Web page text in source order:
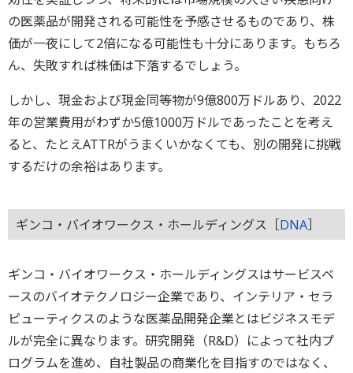
の医薬品が開発される可能性を予感させるものであり、株
価が一夜にして2倍になる可能性も十分にあります。もちろ
ん、失敗すれば株価は下落するでしょう。
しかし、現金および現金同等物が9億800万ドルあり、2022
年の営業費用がわずか5億1000万ドルであったことを考え
ると、たとえATTRがうまくいかなくても、別の開発に挑戦
するだけの余裕はあります。
ギンコ・バイオワークス・ホールディングス［DNA］
ギンコ・バイオワークス・ホールディングスはサービスベ
ースのバイオテクノロジー企業であり、インテリア・セラ
ピューティクスのような医薬品開発企業とはビジネスモデ
ルが完全に異なります。研究開発（R&D）によって社内プ
ログラムを進め、自社製品の商業化を目指すのではなく、